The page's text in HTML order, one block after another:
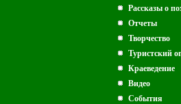
Рассказы о
Отчеты
Творчество
Туристский
Краеведение
Видео
События